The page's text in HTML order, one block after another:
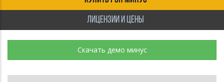
ЛИЦЕНЗИИ И ЦЕНЫ
Скачать демо минус